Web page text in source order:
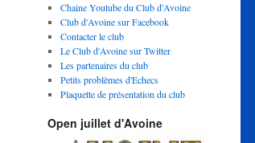
Chaine Youtube du Club d'Avoine
Club d'Avoine sur Facebook
Contacter le club
Le Club d'Avoine sur Twitter
Les partenaires du club
Petits problèmes d'Echecs
Plaquette de présentation du club
Open juillet d'Avoine